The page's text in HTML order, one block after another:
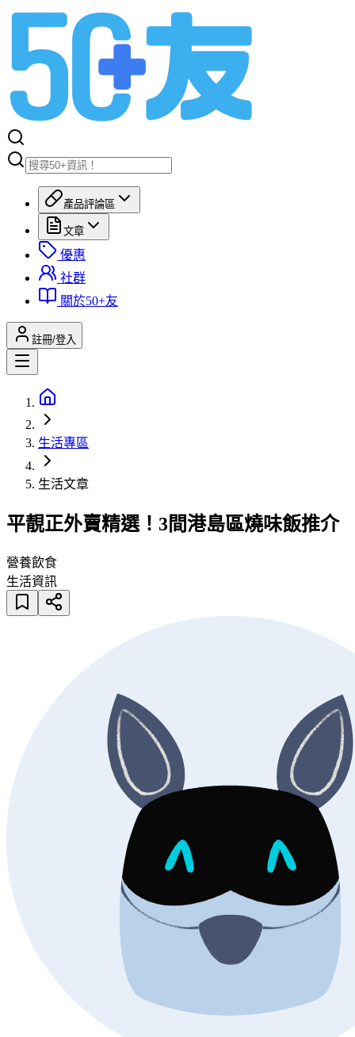
產品評論區
文章
優惠
社群
關於50+友
註冊/登入
生活專區
生活文章
平靚正外賣精選！3間港島區燒味飯推介
營養飲食
生活資訊